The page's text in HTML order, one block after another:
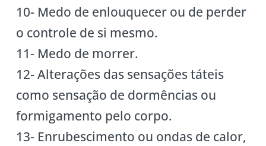
10- Medo de enlouquecer ou de perder
o controle de si mesmo.
11- Medo de morrer.
12- Alterações das sensações táteis
como sensação de dormências ou
formigamento pelo corpo.
13- Enrubescimento ou ondas de calor,